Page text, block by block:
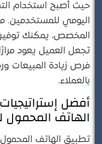
حيث أصبح استخدام
اليومي للمستخدمين.
المخصص، يمكنك توفير
تجعل العميل يعود مرارًا
فرص زيادة المبيعات
بالعملاء​.
أفضل
الهاتف المحمول
تطبيق الهاتف المحمول